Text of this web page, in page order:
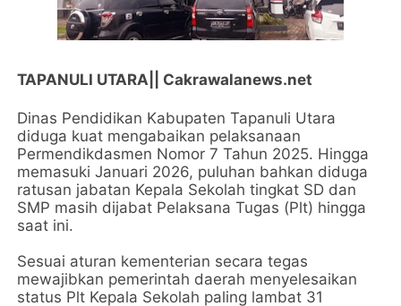
TAPANULI UTARA|| Cakrawalanews.net
Dinas Pendidikan Kabupaten Tapanuli Utara
diduga kuat mengabaikan pelaksanaan
Permendikdasmen Nomor 7 Tahun 2025. Hingga
memasuki Januari 2026, puluhan bahkan diduga
ratusan jabatan Kepala Sekolah tingkat SD dan
SMP masih dijabat Pelaksana Tugas (Plt) hingga
saat ini.
Sesuai aturan kementerian secara tegas
mewajibkan pemerintah daerah menyelesaikan
status Plt Kepala Sekolah paling lambat 31